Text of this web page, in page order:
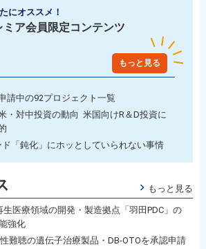
にオススメ！
ミア会員限定コンテンツ
もっと見る
請中の92プロジェクト一覧
・対中投資の動向 米国向けR＆D投資に
「鈍化」にホッとしていられない事情
もっと見る
医療領域の開発・製造拠点「羽田PDC」の
強化
難聴の遺伝子治療製品・DB-OTOを承認申請